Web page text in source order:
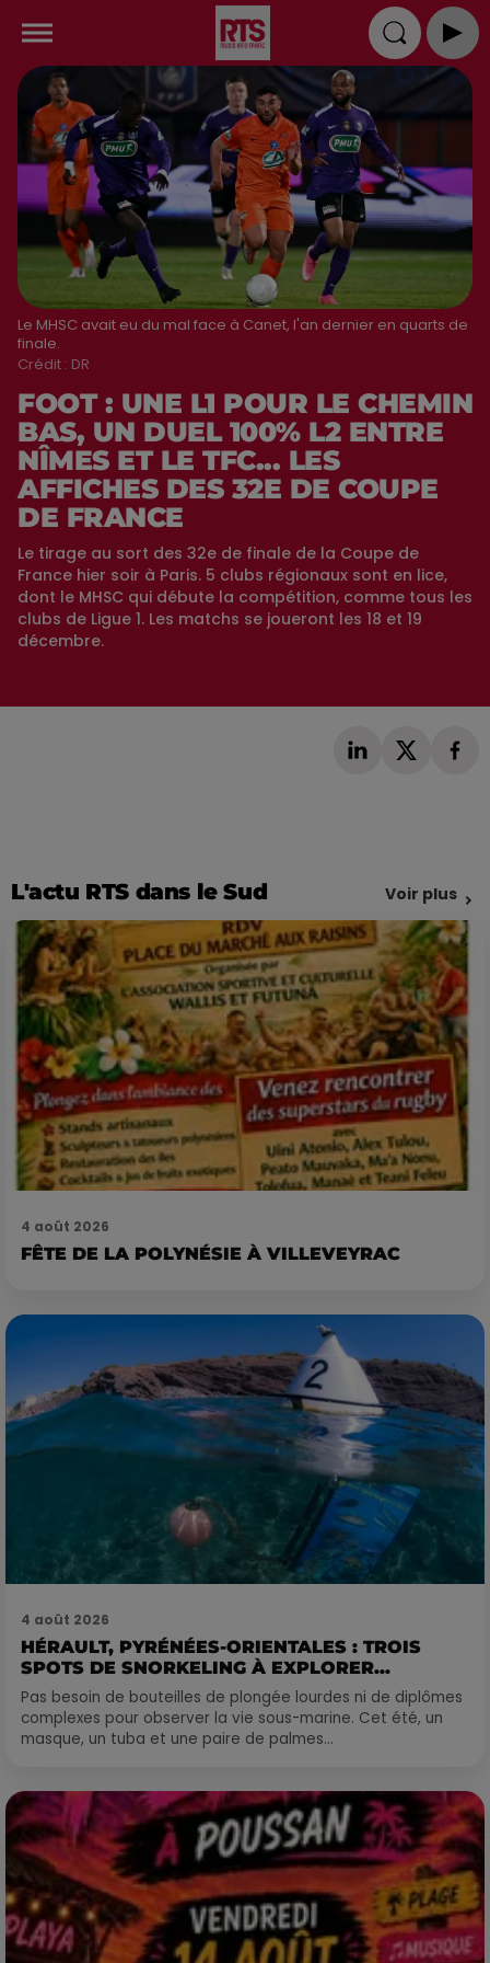
Le MHSC avait eu du mal face à Canet, l'an dernier en quarts de
finale.
Crédit : DR
FOOT : UNE L1 POUR LE CHEMIN
BAS, UN DUEL 100% L2 ENTRE
NÎMES ET LE TFC... LES
AFFICHES DES 32E DE COUPE
DE FRANCE
Le tirage au sort des 32e de finale de la Coupe de
France hier soir à Paris. 5 clubs régionaux sont en lice,
dont le MHSC qui débute la compétition, comme tous les
clubs de Ligue 1. Les matchs se joueront les 18 et 19
décembre.
L'actu RTS dans le Sud Voir plus
4 août 2026
FÊTE DE LA POLYNÉSIE À VILLEVEYRAC
4 août 2026
HÉRAULT, PYRÉNÉES-ORIENTALES : TROIS
SPOTS DE SNORKELING À EXPLORER...
Pas besoin de bouteilles de plongée lourdes ni de diplômes
complexes pour observer la vie sous-marine. Cet été, un
masque, un tuba et une paire de palmes...